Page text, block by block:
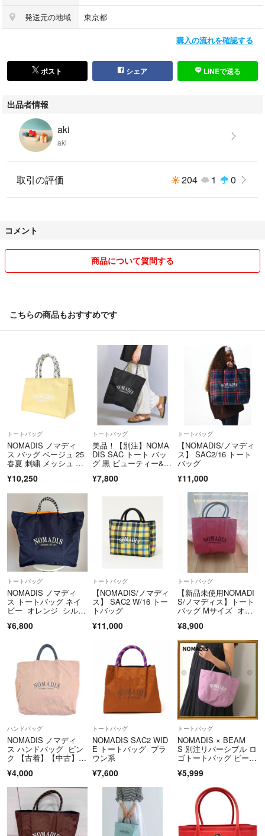
発送元の地域 東京都
購入の流れを確認する
ポスト シェア LINEで送る
出品者情報
aki
aki
取引の評価 204 1 0
コメント
商品について質問する
こちらの商品もおすすめです
トートバッグ
NOMADIS ノマディ
ス バッグ ベージュ 25
春夏 刺繍 メッシュ ハ
ESH トートバッグ ダ
型 ロゴ パラコード ブ
ランド カバン【レディ
ース】【中古】
¥10,250
トートバッグ
美品！【別注】NOMA
DIS SAC トート バッ
グ 黒 ビューティー&ユ
¥7,800
トートバッグ
【NOMADIS/ノマディ
ス】 SAC2/16 トート
バッグ
¥11,000
トートバッグ
NOMADIS ノマディ
ス トートバッグ ネイ
ビー オレンジ シルバ
¥6,800
トートバッグ
【NOMADIS/ノマディ
ス】 SAC2 W/16 トー
トバッグ
¥11,000
トートバッグ
【新品未使用NOMADI
S/ノマディス】トート
バッグ Mサイズ オシ
¥8,900
ハンドバッグ
NOMADIS ノマディ
ス ハンドバッグ ピン
ク 【古着】【中古】
¥4,000
トートバッグ
NOMADIS SAC2 WID
E トートバッグ ブラ
ウン系
¥7,600
トートバッグ
NOMADIS × BEAM
S 別注リバーシブル ロ
ゴトートバッグ ビーム
¥5,999